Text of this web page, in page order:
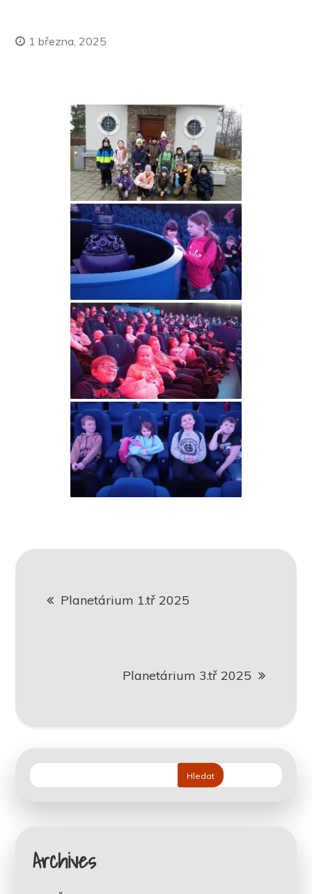
1 března, 2025
proPlanetárium 1.tř 2025
Planetárium 3.tř 2025
Hledat
Archives